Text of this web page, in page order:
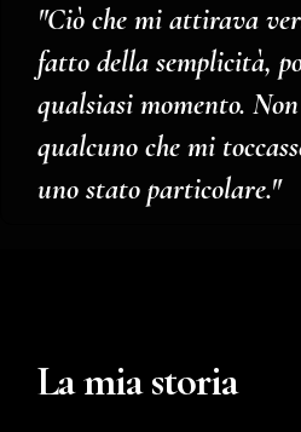
"Ciò che mi attirava
fatto della semplicità,
qualsiasi momento.
qualcuno che mi
uno stato particolare."
La mia storia